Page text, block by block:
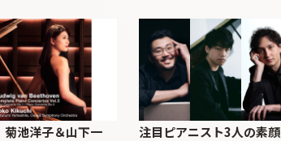
菊池洋子＆山下一
注目ピアニスト3人の素顔